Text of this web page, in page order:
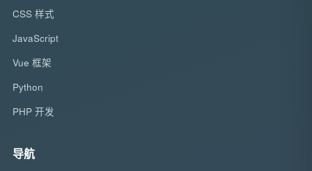
CSS 样式
JavaScript
Vue 框架
Python
PHP 开发
导航